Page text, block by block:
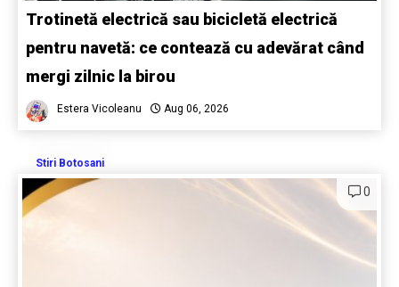
Trotinetă electrică sau bicicletă electrică
pentru navetă: ce contează cu adevărat când
mergi zilnic la birou
Estera Vicoleanu Aug 06, 2026
Stiri Botosani
0